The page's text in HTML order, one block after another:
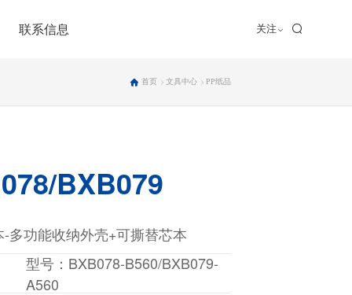
联系信息 关注
加盟合作
首页 文具中心 PP纸品
BXB079
多功能收纳外壳+可撕替芯本
型号：BXB078-B560/BXB079-
A560